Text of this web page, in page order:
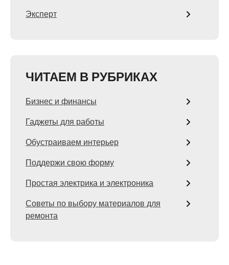
Эксперт
ЧИТАЕМ В РУБРИКАХ
Бизнес и финансы
Гаджеты для работы
Обустраиваем интерьер
Поддержи свою форму
Простая электрика и электроника
Советы по выбору материалов для
ремонта